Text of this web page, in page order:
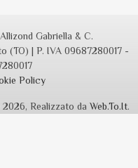
Gabriella & C.
(TO) | P. IVA 09687280017 -
Policy
Realizzato da Web.To.It.